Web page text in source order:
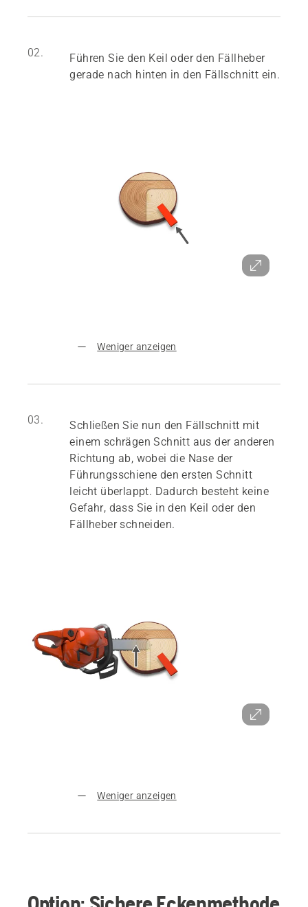
02.
Führen Sie den Keil oder den Fällheber
gerade nach hinten in den Fällschnitt ein.
Weniger anzeigen
03.
Schließen Sie nun den Fällschnitt mit
einem schrägen Schnitt aus der anderen
Richtung ab, wobei die Nase der
Führungsschiene den ersten Schnitt
leicht überlappt. Dadurch besteht keine
Gefahr, dass Sie in den Keil oder den
Fällheber schneiden.
Weniger anzeigen